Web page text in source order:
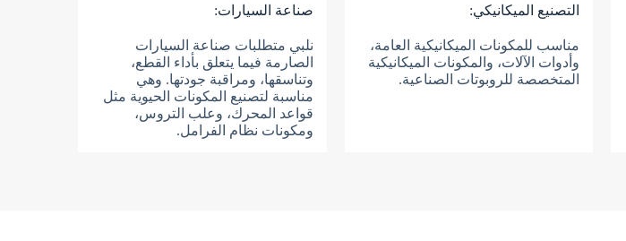
التصنيع الميكانيكي:
مناسب للمكونات الميكانيكية العامة،
وأدوات الآلات، والمكونات الميكانيكية
المتخصصة للروبوتات الصناعية.
صناعة السيارات:
نلبي متطلبات صناعة السيارات
الصارمة فيما يتعلق بأداء القطع،
وتناسقها، ومراقبة جودتها. وهي
مناسبة لتصنيع المكونات الحيوية مثل
قواعد المحرك، وعلب التروس،
ومكونات نظام الفرامل.